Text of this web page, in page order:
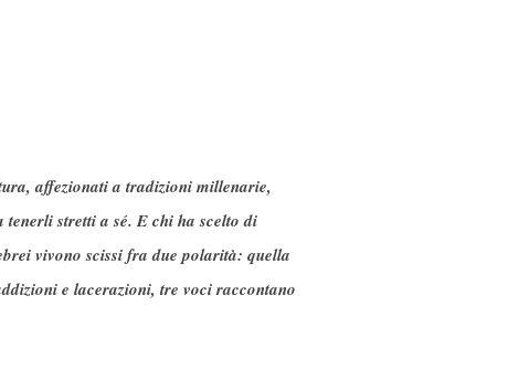
affezionati a tradizioni millenarie,
stretti a sé. E chi ha scelto di
vivono scissi fra due polarità: quella
e lacerazioni, tre voci raccontano